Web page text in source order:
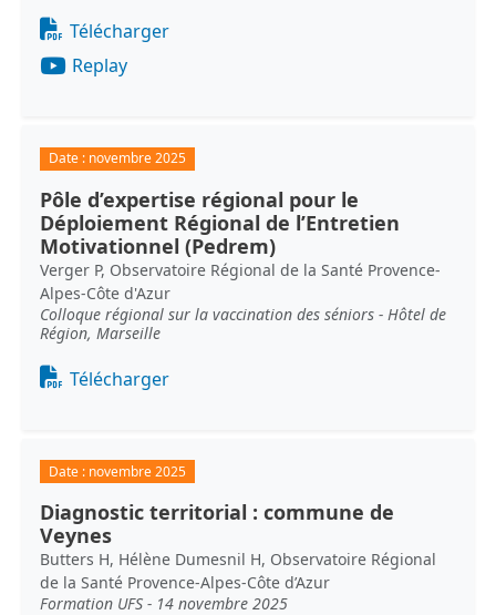
Document
Télécharger
Replay
Date : novembre 2025
Pôle d’expertise régional pour le
Déploiement Régional de l’Entretien
Motivationnel (Pedrem)
Verger P, Observatoire Régional de la Santé Provence-
Alpes-Côte d'Azur
Colloque régional sur la vaccination des séniors - Hôtel de
Région, Marseille
Document
Télécharger
Date : novembre 2025
Diagnostic territorial : commune de
Veynes
Butters H, Hélène Dumesnil H, Observatoire Régional
de la Santé Provence-Alpes-Côte d’Azur
Formation UFS - 14 novembre 2025